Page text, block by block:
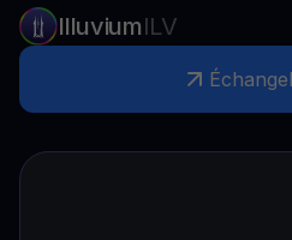
IlluviumILV
Échange